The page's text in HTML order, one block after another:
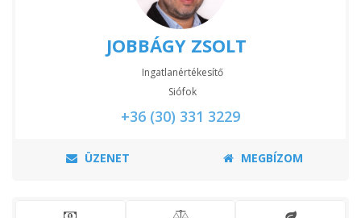
JOBBÁGY ZSOLT
Ingatlanértékesítő
Siófok
+36 (30) 331 3229
ÜZENET MEGBÍZOM